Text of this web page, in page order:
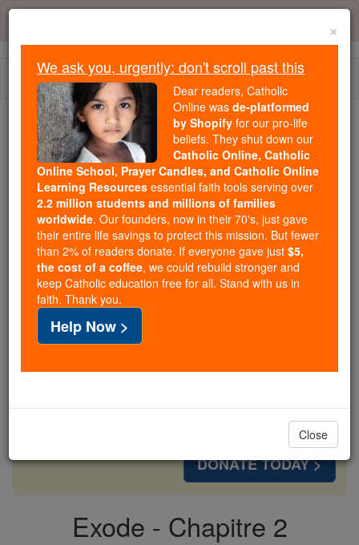
Skip
content
Because of You, 2.2 Million
Students Are Being Formed in the
Faith
Because of generous supporters like you,
Catholic Online School has already delivered
free, faithful Catholic education to over 2.2
million students across 193 countries. In an age
of noise and algorithms, you are helping form
souls with truth, prayer, Scripture, and Christ.
If everyone who reads this gave just $5 — the
free for all. Be Courageous. Be Catholic. Stand
DONATE TODAY >
Exode - Chapitre 2
×
We ask you, urgently: don't scroll past this
Dear readers, Catholic
Online was de-platformed
by Shopify for our pro-life
beliefs. They shut down our
Catholic Online, Catholic
Online School, Prayer Candles, and Catholic Online
Learning Resources essential faith tools serving over
2.2 million students and millions of families
worldwide. Our founders, now in their 70's, just gave
their entire life savings to protect this mission. But fewer
than 2% of readers donate. If everyone gave just $5,
the cost of a coffee, we could rebuild stronger and
keep Catholic education free for all. Stand with us in
faith. Thank you.
Help Now >
Close